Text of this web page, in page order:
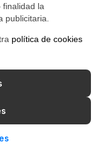
la
publicitaria.
política de cookies